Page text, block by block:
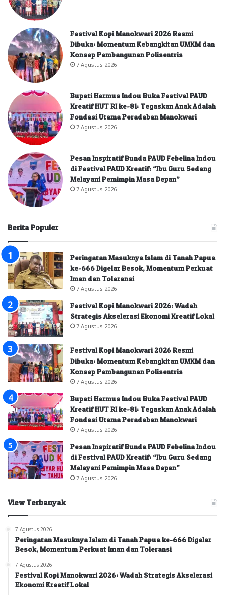
Festival Kopi Manokwari 2026 Resmi
Dibuka: Momentum Kebangkitan UMKM dan
Konsep Pembangunan Polisentris
7 Agustus 2026
Bupati Hermus Indou Buka Festival PAUD
Kreatif HUT RI ke-81: Tegaskan Anak Adalah
Fondasi Utama Peradaban Manokwari
7 Agustus 2026
Pesan Inspiratif Bunda PAUD Febelina Indou
di Festival PAUD Kreatif: “Ibu Guru Sedang
Melayani Pemimpin Masa Depan”
7 Agustus 2026
Berita Populer
Peringatan Masuknya Islam di Tanah Papua
ke-666 Digelar Besok, Momentum Perkuat
Iman dan Toleransi
7 Agustus 2026
Festival Kopi Manokwari 2026: Wadah
Strategis Akselerasi Ekonomi Kreatif Lokal
7 Agustus 2026
Festival Kopi Manokwari 2026 Resmi
Dibuka: Momentum Kebangkitan UMKM dan
Konsep Pembangunan Polisentris
7 Agustus 2026
Bupati Hermus Indou Buka Festival PAUD
Kreatif HUT RI ke-81: Tegaskan Anak Adalah
Fondasi Utama Peradaban Manokwari
7 Agustus 2026
Pesan Inspiratif Bunda PAUD Febelina Indou
di Festival PAUD Kreatif: “Ibu Guru Sedang
Melayani Pemimpin Masa Depan”
7 Agustus 2026
View Terbanyak
7 Agustus 2026
Peringatan Masuknya Islam di Tanah Papua ke-666 Digelar
Besok, Momentum Perkuat Iman dan Toleransi
7 Agustus 2026
Festival Kopi Manokwari 2026: Wadah Strategis Akselerasi
Ekonomi Kreatif Lokal